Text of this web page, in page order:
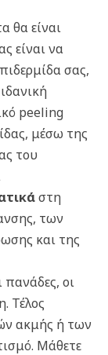
θα είναι
είναι να
σας,
peeling
μέσω της
του
στη
των
και της
πανάδες, οι
Τέλος
ακμής ή των
Μάθετε